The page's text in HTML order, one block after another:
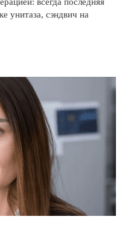
всегда последняя
унитаза, сэндвич на